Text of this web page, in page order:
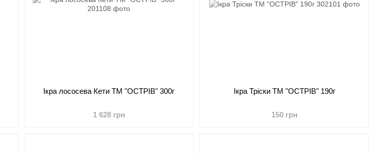
Ікра лососева Кети ТМ "ОСТРІВ" 300г
1 628 грн
Ікра Тріски ТМ "ОСТРІВ" 190г
150 грн